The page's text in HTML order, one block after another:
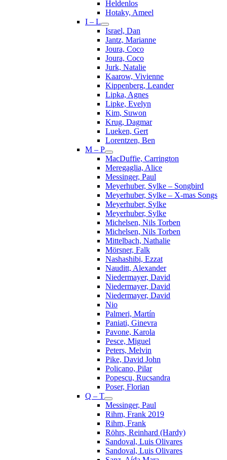
Heldenlos
Hotaky, Ameel
I – L
Israel, Dan
Jantz, Marianne
Joura, Coco
Joura, Coco
Jurk, Natalie
Kaarow, Vivienne
Kippenberg, Leander
Lipka, Agnes
Lipke, Evelyn
Kim, Suwon
Krug, Dagmar
Lueken, Gert
Lorentzen, Ben
M – P
MacDuffie, Carrington
Meregaglia, Alice
Messinger, Paul
Meyerhuber, Sylke – Songbird
Meyerhuber, Sylke – X-mas Songs
Meyerhuber, Sylke
Meyerhuber, Sylke
Michelsen, Nils Torben
Michelsen, Nils Torben
Mittelbach, Nathalie
Mörsner, Falk
Nashashibi, Ezzat
Nauditt, Alexander
Niedermayer, David
Niedermayer, David
Niedermayer, David
Nio
Palmeri, Martín
Paniati, Ginevra
Pavone, Karola
Pesce, Miguel
Peters, Melvin
Pike, David John
Policano, Pilar
Popescu, Rucsandra
Poser, Florian
Q – T
Messinger, Paul
Rihm, Frank 2019
Rihm, Frank
Röhrs, Reinhard (Hardy)
Sandoval, Luis Olivares
Sandoval, Luis Olivares